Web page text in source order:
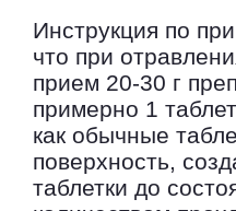
Инструкция по
что при
прием 20-30 г
примерно 1
как обычные
поверхность,
таблетки до